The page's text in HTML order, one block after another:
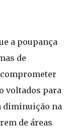
a poupança
de
voltados para
diminuição na
de áreas